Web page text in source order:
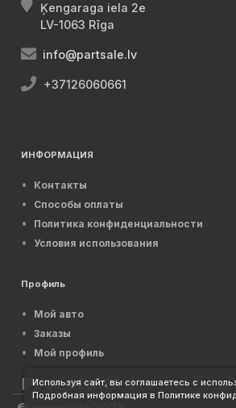
Ķengaraga iela 2e
LV-1063 Rīga
info@partsale.lv
+37126060661
ИНФОРМАЦИЯ
Контакты
Способы оплаты
Политика конфиденциальности
Условия использования
Профиль
Мой авто
Заказы
Мой профиль
[FOOT_DELIVERY]
Используя сайт, вы соглашаетесь с
Подробная информация в Политике